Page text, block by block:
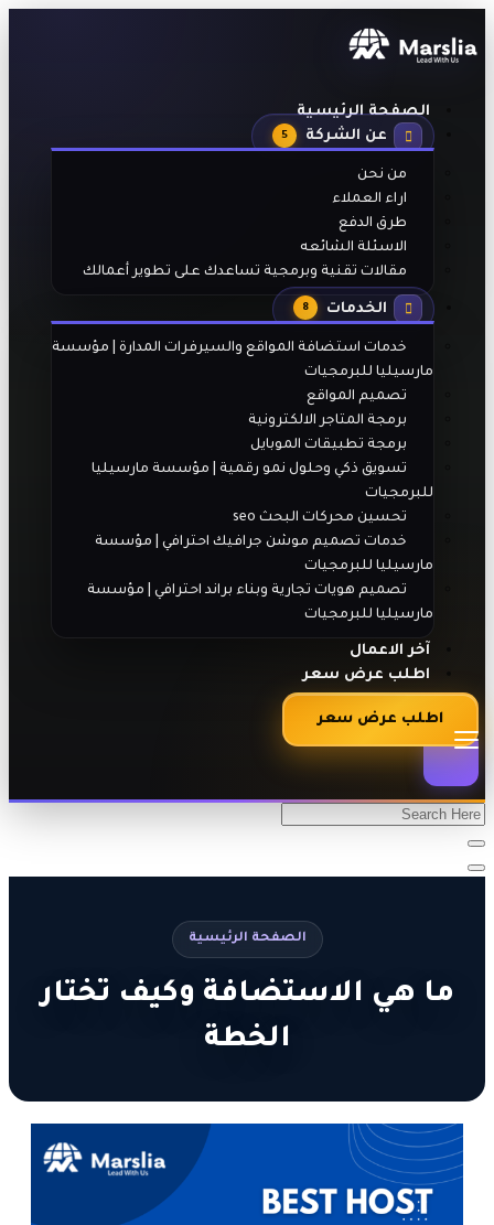
الصفحة الرئيسية
عن الشركة
5
من نحن
اراء العملاء
طرق الدفع
الاسئلة الشائعه
مقالات تقنية وبرمجية تساعدك على تطوير أعمالك
الخدمات 8
خدمات استضافة المواقع والسيرفرات المدارة | مؤسسة
مارسيليا للبرمجيات
تصميم المواقع
برمجة المتاجر الالكترونية
برمجة تطبيقات الموبايل
تسويق ذكي وحلول نمو رقمية | مؤسسة مارسيليا
للبرمجيات
تحسين محركات البحث seo
خدمات تصميم موشن جرافيك احترافي | مؤسسة
مارسيليا للبرمجيات
تصميم هويات تجارية وبناء براند احترافي | مؤسسة
مارسيليا للبرمجيات
آخر الاعمال
اطلب عرض سعر
اطلب عرض سعر
الصفحة الرئيسية
ما هي الاستضافة وكيف تختار
الخطة